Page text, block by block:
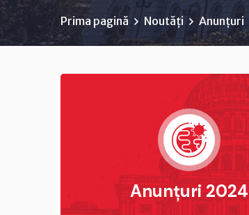
Prima pagină Noutăți Anunțuri
Anunțuri 2024